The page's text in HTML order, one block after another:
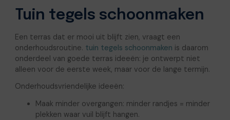
Tuin tegels schoonmaken
Een terras dat er mooi uit blijft zien, vraagt een
onderhoudsroutine. tuin tegels schoonmaken is daarom
onderdeel van goede terras ideeën: je ontwerpt niet
alleen voor de eerste week, maar voor de lange termijn.
Onderhoudsvriendelijke ideeën:
Maak minder overgangen: minder randjes = minder
plekken waar vuil blijft hangen.